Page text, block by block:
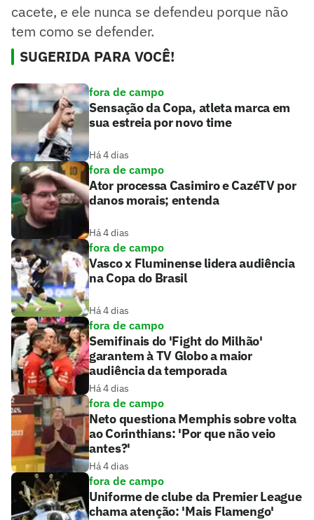
cacete, e ele nunca se defendeu porque não
tem como se defender.
SUGERIDA PARA VOCÊ!
fora de campo
Sensação da Copa, atleta marca em
sua estreia por novo time
Há 4 dias
fora de campo
Ator processa Casimiro e CazéTV por
danos morais; entenda
Há 4 dias
fora de campo
Vasco x Fluminense lidera audiência
na Copa do Brasil
Há 4 dias
fora de campo
Semifinais do 'Fight do Milhão'
garantem à TV Globo a maior
audiência da temporada
Há 4 dias
fora de campo
Neto questiona Memphis sobre volta
ao Corinthians: 'Por que não veio
antes?'
Há 4 dias
fora de campo
Uniforme de clube da Premier League
chama atenção: 'Mais Flamengo'